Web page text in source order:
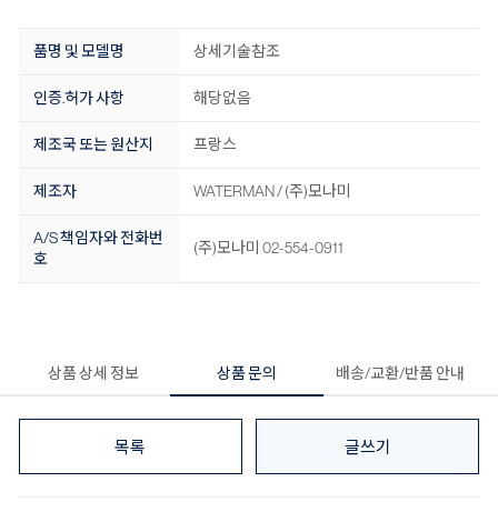
품명 및 모델명 상세기술참조
인증.허가 사항 해당없음
제조국 또는 원산지 프랑스
제조자 WATERMAN / (주)모나미
A/S 책임자와 전화번
호
(주)모나미 02-554-0911
상품 상세 정보 상품 문의 배송/교환/반품 안내
목록 글쓰기